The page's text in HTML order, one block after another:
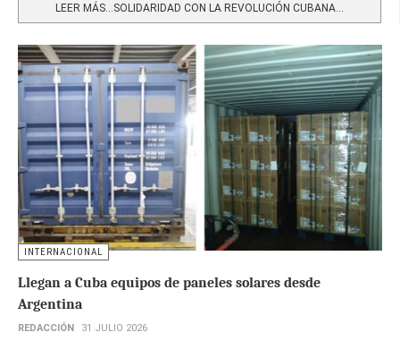
LEER MÁS…SOLIDARIDAD CON LA REVOLUCIÓN CUBANA...
INTERNACIONAL
Llegan a Cuba equipos de paneles solares desde
Argentina
REDACCIÓN 31 JULIO 2026